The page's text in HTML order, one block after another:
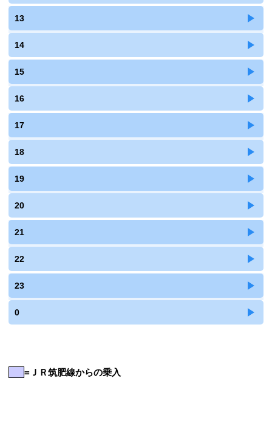
13
14
15
16
17
18
19
20
21
22
23
0
=ＪＲ筑肥線からの乗入